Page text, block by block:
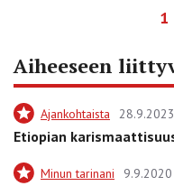
1
Aiheeseen
Ajankohtaista 28.9.2023
Etiopian
Minun tarinani 9.9.2020